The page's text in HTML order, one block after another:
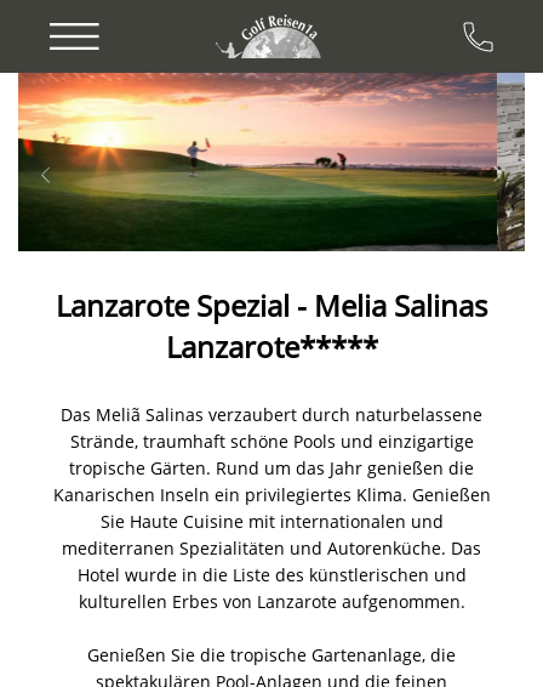
Previous Next
Lanzarote Spezial - Melia Salinas
Lanzarote*****
Das Meliã Salinas verzaubert durch naturbelassene
Strände, traumhaft schöne Pools und einzigartige
tropische Gärten. Rund um das Jahr genießen die
Kanarischen Inseln ein privilegiertes Klima. Genießen
Sie Haute Cuisine mit internationalen und
mediterranen Spezialitäten und Autorenküche. Das
Hotel wurde in die Liste des künstlerischen und
kulturellen Erbes von Lanzarote aufgenommen.
Genießen Sie die tropische Gartenanlage, die
spektakulären Pool-Anlagen und die feinen